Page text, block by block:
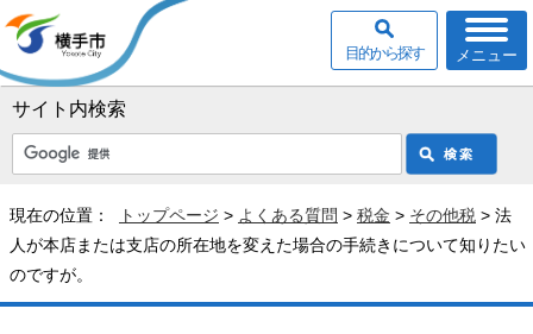
サイト内検索
メニュー
目的から探す
現在の位置： トップページ > よくある質問 > 税金 > その他税 > 法
人が本店または支店の所在地を変えた場合の手続きについて知りたい
のですが。